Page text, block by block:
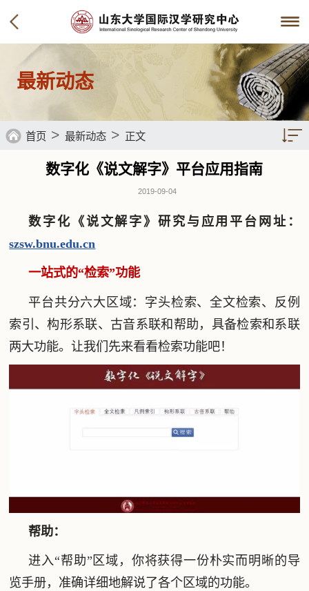
最新动态
首页 > 最新动态 > 正文
数字化《说文解字》平台应用指南
2019-09-04
数字化《说文解字》研究与应用平台网址：
szsw.bnu.edu.cn
一站式的“检索”功能
平台共分六大区域：字头检索、全文检索、反例
索引、构形系联、古音系联和帮助，具备检索和系联
两大功能。让我们先来看看检索功能吧！
帮助：
进入“帮助”区域，你将获得一份朴实而明晰的导
览手册，准确详细地解说了各个区域的功能。